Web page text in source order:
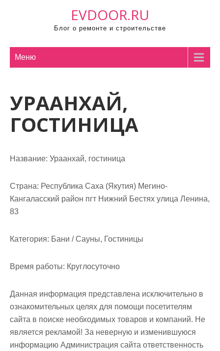
EVDOOR.RU
Блог о ремонте и строительстве
Меню
УРААНХАЙ,
ГОСТИНИЦА
Название: Ураанхай, гостиница
Страна: Республика Саха (Якутия) Мегино-
Кангаласский район пгт Нижний Бестях улица Ленина,
83
Категория: Бани / Сауны, Гостиницы
Время работы: Круглосуточно
Данная информация представлена исключительно в
ознакомительных целях для помощи посетителям
сайта в поиске необходимых товаров и компаний. Не
является рекламой! За неверную и изменившуюся
информацию Администрация сайта ответственность